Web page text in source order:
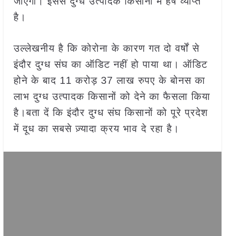
है।
उल्लेखनीय है कि कोरोना के कारण गत दो वर्षों से
इंदौर दुग्ध संघ का ऑडिट नहीं हो पाया था। ऑडिट
होने के बाद 11 करोड़ 37 लाख रुपए के बोनस का
लाभ दुग्ध उत्पादक किसानों को देने का फैसला किया
है।बता दें कि इंदौर दुग्ध संघ किसानों को पूरे प्रदेश
में दूध का सबसे ज़्यादा क्रय भाव दे रहा है।